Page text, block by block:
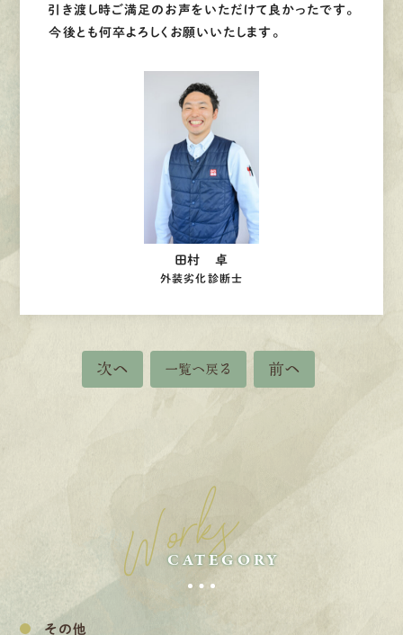
引き渡し時ご満足のお声をいただけて良かったです。
今後とも何卒よろしくお願いいたします。
田村 卓
外装劣化診断士
次へ 一覧へ戻る 前へ
Works
CATEGORY
その他